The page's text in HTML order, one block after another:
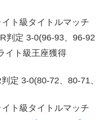
ト級タイトルマッチ
判定 3-0(96-93、96-
イト級王座獲得
定 3-0(80-72、80-71
ト級タイトルマッチ